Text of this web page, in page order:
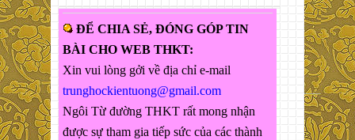
ĐỂ CHIA SẺ, ĐÓNG GÓP TIN
BÀI CHO WEB THKT:
Xin vui lòng gởi về địa chỉ e-mail
trunghockientuong@gmail.com
Ngôi Từ đường THKT rất mong nhận
được sự tham gia tiếp sức của các thành